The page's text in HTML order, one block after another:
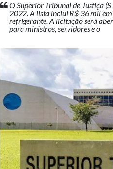
O Superior Tribunal de Justiça
2022. A lista inclui R$ 36 mil em
refrigerante. A licitação será
para ministros, servidores e o